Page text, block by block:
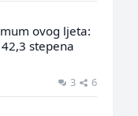
ovog ljeta:
stepena
3 6